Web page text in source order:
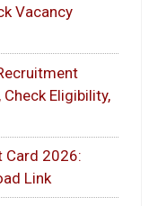
Vacancy
Eligibility,
Card 2026:
Link